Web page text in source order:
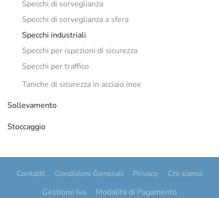
Specchi di sorveglianza
Specchi di sorveglianza a sfera
Specchi industriali
Specchi per ispezioni di sicurezza
Specchi per traffico
Taniche di sicurezza in acciaio inox
Sollevamento
Stoccaggio
Contatti Condizioni Generali Privacy
Chi siamo
Gestione Iva
Modalità di Pagamento